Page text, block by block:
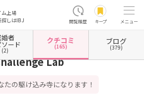
ム上場
探しはIBJ
閲覧履歴 キープ メニュー
東京都中野区 Marriage Challenge Lab クチコミ一覧
Lab
たの駆け込み寺になります！
婚者
ード
(2)
クチコミ
(165)
ブログ
(379)